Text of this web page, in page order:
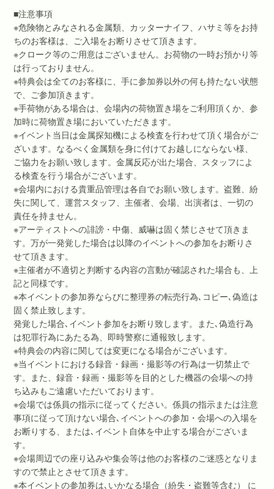
■注意事項
※危険物とみなされる金属類、カッターナイフ、ハサミ等をお持
ちのお客様は、ご入場をお断りさせて頂きます。
※クローク等のご用意はございません。お荷物の一時お預かり等
は行っておりません。
※特典会は全てのお客様に、手に参加券以外の何も持たない状態
で、ご参加頂きます。
※手荷物がある場合は、会場内の荷物置き場をご利用頂くか、参
加時に荷物置き場においていただきます。
※イベント当日は金属探知機による検査を行わせて頂く場合がご
ざいます。なるべく金属類を身に付けてお越しにならない様、
ご協力をお願い致します。金属反応が出た場合、スタッフによ
る検査を行う場合がございます。
※会場内における貴重品管理は各自でお願い致します。盗難、紛
失に関して、運営スタッフ、主催者、会場、出演者は、一切の
責任を持ません。
※アーティストへの誹謗・中傷、威嚇は固く禁じさせて頂きま
す。万が一発覚した場合は以降のイベントへの参加をお断りさ
せて頂きます。
※主催者が不適切と判断する内容の言動が確認された場合も、上
記と同様です。
※本イベントの参加券ならびに整理券の転売行為､コピー､偽造は
固く禁止致します。
発覚した場合､イベント参加をお断り致します。また､偽造行為
は犯罪行為にあたる為、即時警察に通報致します。
※特典会の内容に関しては変更になる場合がございます。
※当イベントにおける録音・録画・撮影等の行為は一切禁止で
す。また、録音・録画・撮影等を目的とした機器の会場への持
ち込みもご遠慮いただいております。
※会場では係員の指示に従ってください。係員の指示または注意
事項に従って頂けない場合､イベントへの参加・会場への入場を
お断りする、または､イベント自体を中止する場合がございま
す。
※会場周辺での座り込みや集会等は他のお客様のご迷惑となりま
すので禁止とさせて頂きます。
※本イベントの参加券は､いかなる場合（紛失・盗難等含む） に